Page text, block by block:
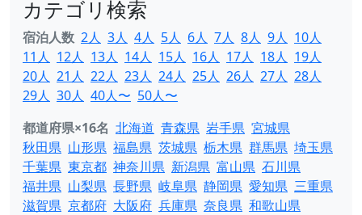
カテゴリ検索
宿泊人数 2人 3人 4人 5人 6人 7人 8人 9人 10人
11人 12人 13人 14人 15人 16人 17人 18人 19人
20人 21人 22人 23人 24人 25人 26人 27人 28人
29人 30人 40人〜 50人〜
都道府県×16名 北海道 青森県 岩手県 宮城県
秋田県 山形県 福島県 茨城県 栃木県 群馬県 埼玉県
千葉県 東京都 神奈川県 新潟県 富山県 石川県
福井県 山梨県 長野県 岐阜県 静岡県 愛知県 三重県
滋賀県 京都府 大阪府 兵庫県 奈良県 和歌山県